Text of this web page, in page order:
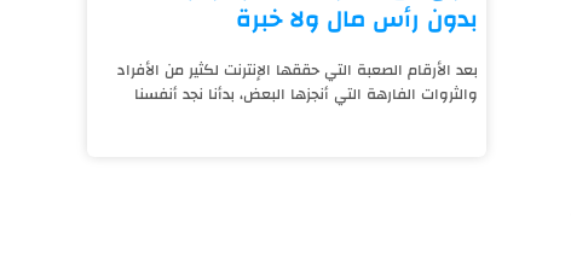
بدون رأس مال ولا خبرة
بعد الأرقام الصعبة التي حققها الإنترنت لكثير من الأفراد
والثروات الفارهة التي أنجزها البعض، بدأنا نجد أنفسنا